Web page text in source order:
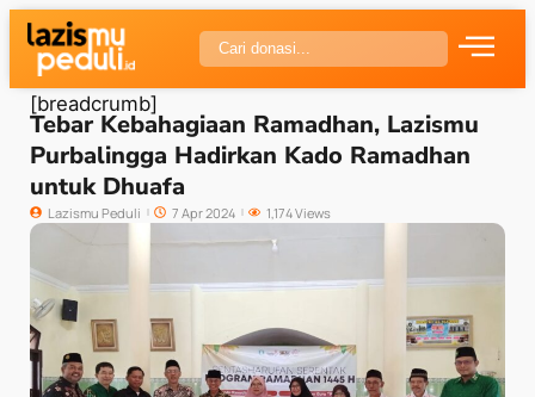
[breadcrumb]
Tebar Kebahagiaan Ramadhan, Lazismu
Purbalingga Hadirkan Kado Ramadhan
untuk Dhuafa
Lazismu Peduli 7 Apr 2024 1,174 Views